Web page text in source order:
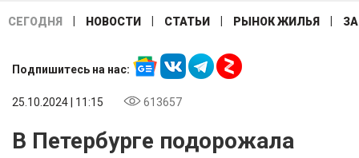
СЕГОДНЯ НОВОСТИ СТАТЬИ РЫНОК ЖИЛЬЯ
Подпишитесь на нас:
25.10.2024 | 11:15 613657
В Петербурге подорожала